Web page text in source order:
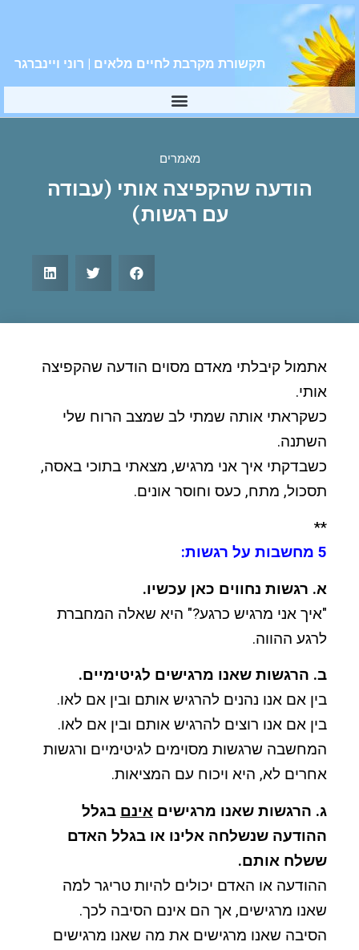
תקשורת מקרבת לחיים מלאים | רוני ויינברגר
מאמרים
הודעה שהקפיצה אותי (עבודה
עם רגשות)
אתמול קיבלתי מאדם מסוים הודעה שהקפיצה
אותי.
כשקראתי אותה שמתי לב שמצב הרוח שלי
השתנה.
כשבדקתי איך אני מרגיש, מצאתי בתוכי באסה,
תסכול, מתח, כעס וחוסר אונים.
**
5 מחשבות על רגשות:
א. רגשות נחווים כאן עכשיו.
"איך אני מרגיש כרגע?" היא שאלה המחברת
לרגע ההווה.
ב. הרגשות שאנו מרגישים לגיטימיים.
בין אם אנו נהנים להרגיש אותם ובין אם לאו.
בין אם אנו רוצים להרגיש אותם ובין אם לאו.
המחשבה שרגשות מסוימים לגיטימיים ורגשות
אחרים לא, היא ויכוח עם המציאות.
ג. הרגשות שאנו מרגישים אינם בגלל
ההודעה שנשלחה אלינו או בגלל האדם
ששלח אותם.
ההודעה או האדם יכולים להיות טריגר למה
שאנו מרגישים, אך הם אינם הסיבה לכך.
הסיבה שאנו מרגישים את מה שאנו מרגישים